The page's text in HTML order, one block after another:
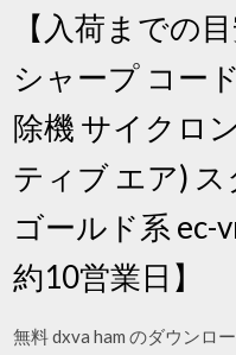
【入荷までの
シャープ コー
除機 サイクロ
ティブ エア)
ゴールド系 ec-
約10営業日】
無料 dxva ham のダウンロ